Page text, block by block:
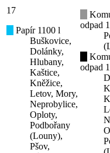
17
Papír 1100 l
Buškovice,
Dolánky,
Hlubany,
Kaštice,
Kněžice,
Letov, Mory,
Neprobylice,
Oploty,
Podbořany
(Louny),
Pšov,
odpad
odpad